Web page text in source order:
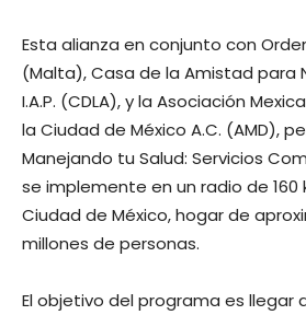
Esta alianza en conjunto con
(Malta), Casa de la Amistad para
I.A.P. (CDLA), y la Asociación
la Ciudad de México A.C. (AMD),
Manejando tu Salud: Servicios
se implemente en un radio de 160
Ciudad de México, hogar de
millones de personas.
El objetivo del programa es llegar